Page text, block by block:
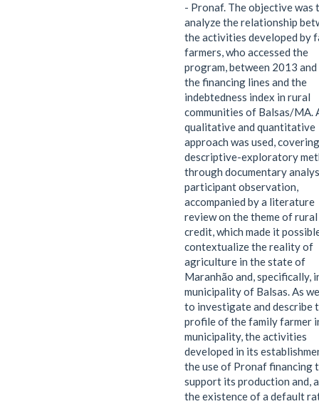
- Pronaf. The objective was
analyze the relationship
the activities developed by
farmers, who accessed the
program, between 2013
the financing lines and the
indebtedness index in rural
communities of Balsas/MA.
qualitative and quantitative
approach was used,
descriptive-exploratory
through documentary
participant observation,
accompanied by a literature
review on the theme of rural
credit, which made it
contextualize the reality of
agriculture in the state of
Maranhão and, specifically,
municipality of Balsas. As
to investigate and describe
profile of the family farmer
municipality, the activities
developed in its
the use of Pronaf financing
support its production and,
the existence of a default